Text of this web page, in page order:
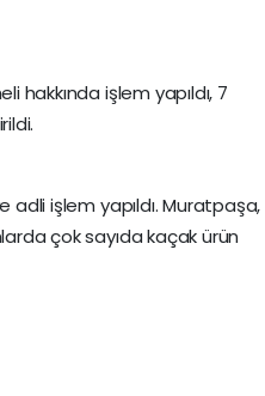
hakkında işlem yapıldı, 7
adli işlem yapıldı. Muratpaşa,
çok sayıda kaçak ürün